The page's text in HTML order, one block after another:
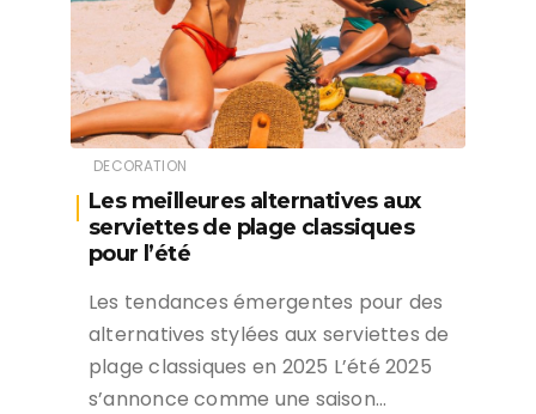
DECORATION
Les meilleures alternatives aux
serviettes de plage classiques
pour l’été
Les tendances émergentes pour des
alternatives stylées aux serviettes de
plage classiques en 2025 L’été 2025
s’annonce comme une saison…